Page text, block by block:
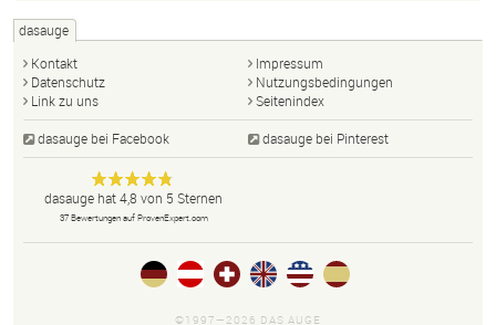
dasauge
Kontakt
Impressum
Datenschutz
Nutzungsbedingungen
Link zu uns
Seitenindex
dasauge bei Facebook dasauge bei Pinterest
dasauge
Designer,
Fotografen,
Agenturen,
Portfolios
und Jobs.
Anonym
dasauge hat4,8 von 5 Sternen
37Bewertungen auf ProvenExpert.com
©1997—2026 DAS AUGE